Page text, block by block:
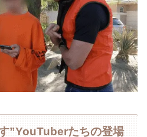
”YouTuberたちの登場